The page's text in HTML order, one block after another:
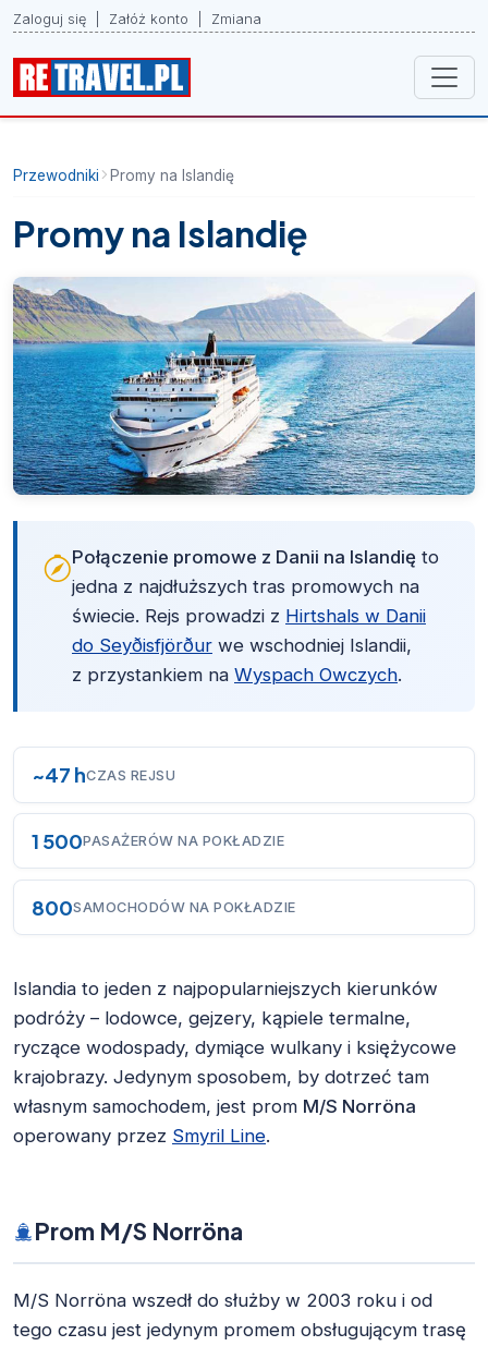
Zaloguj się Załóż konto Zmiana
Przewodniki Promy na Islandię
Promy na Islandię
Połączenie promowe z Danii na Islandię to
jedna z najdłuższych tras promowych na
świecie. Rejs prowadzi z Hirtshals w Danii
do Seyðisfjörður we wschodniej Islandii,
z przystankiem na Wyspach Owczych.
~47 hCZAS REJSU
1 500PASAŻERÓW NA POKŁADZIE
800SAMOCHODÓW NA POKŁADZIE
Islandia to jeden z najpopularniejszych kierunków
podróży – lodowce, gejzery, kąpiele termalne,
ryczące wodospady, dymiące wulkany i księżycowe
krajobrazy. Jedynym sposobem, by dotrzeć tam
własnym samochodem, jest prom M/S Norröna
operowany przez Smyril Line.
Prom M/S Norröna
M/S Norröna wszedł do służby w 2003 roku i od
tego czasu jest jedynym promem obsługującym trasę